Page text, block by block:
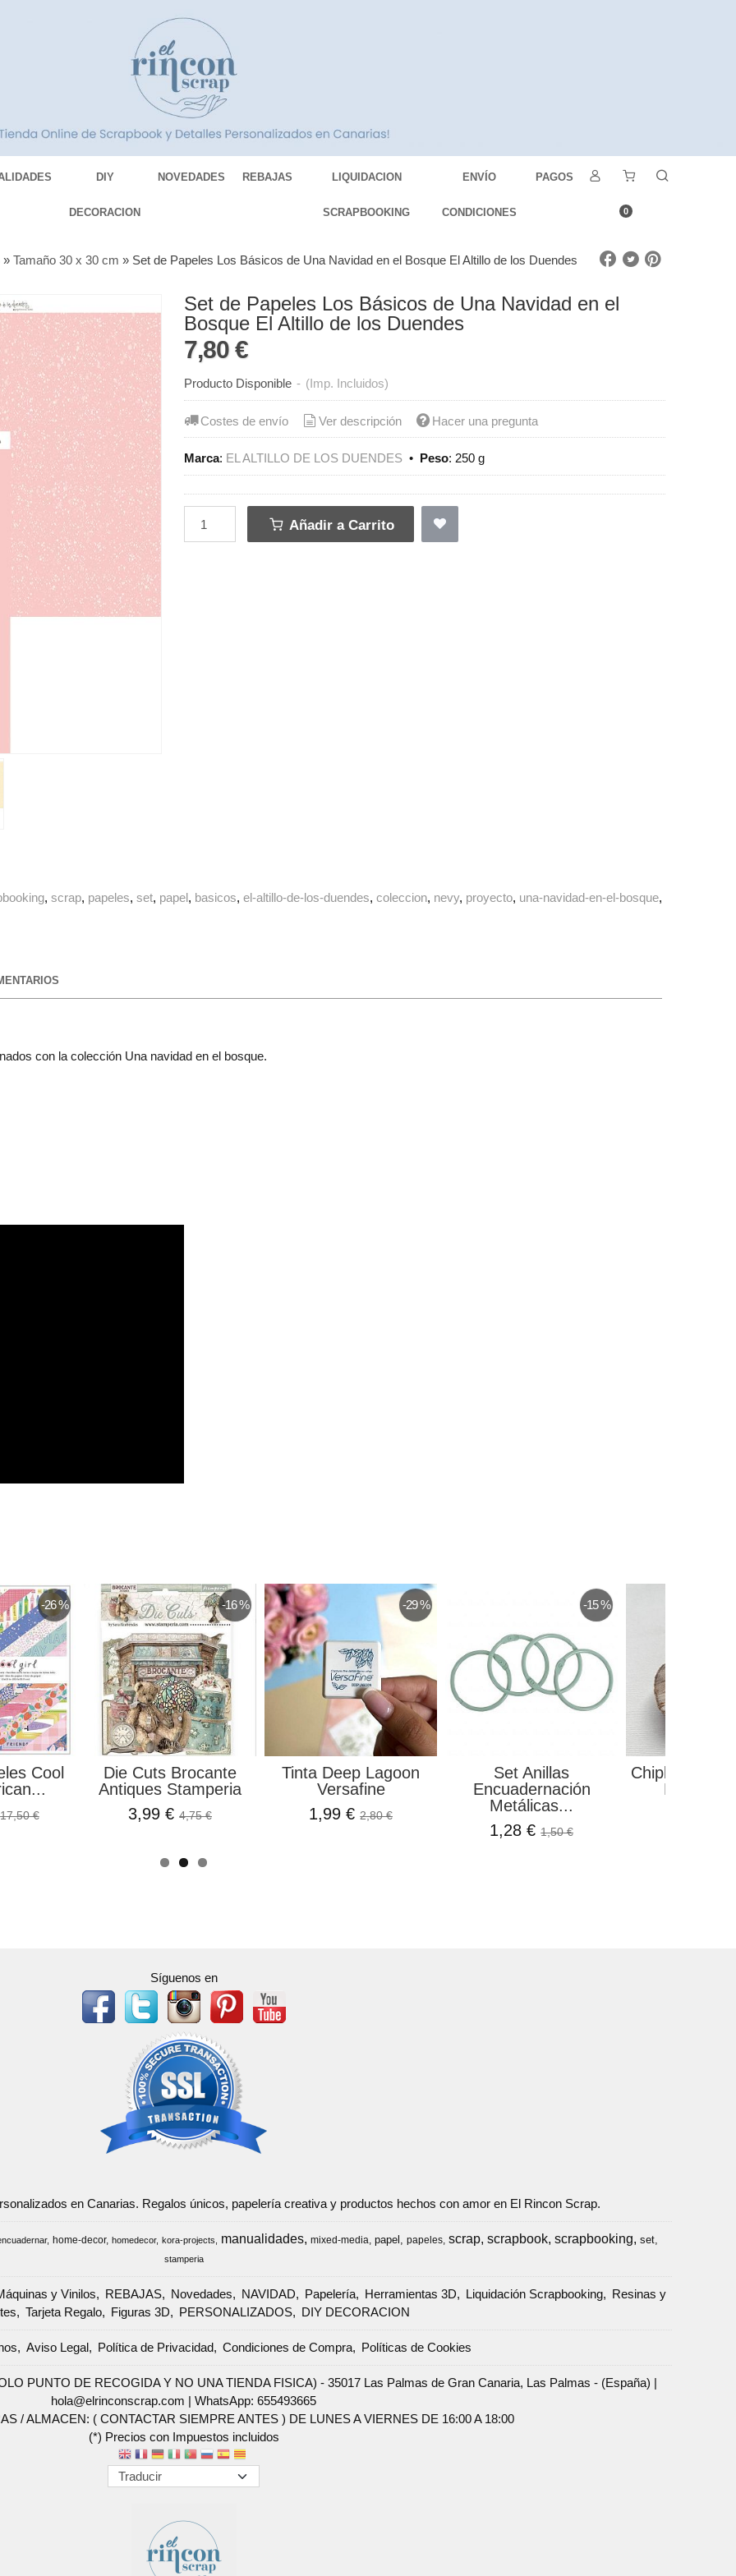
DIY
DECORACION
NOVEDADES REBAJAS LIQUIDACION
SCRAPBOOKING
ENVÍO
CONDICIONES
PAGOS
0
»Tamaño 30 x 30 cm» Set de Papeles Los Básicos de Una Navidad en el Bosque El Altillo de los Duendes
Set de Papeles Los Básicos de Una Navidad en el
Bosque El Altillo de los Duendes
7,80 €
Producto Disponible - (Imp. Incluidos)
Costes de envío Ver descripción Hacer una pregunta
Marca: EL ALTILLO DE LOS DUENDES • Peso: 250 g
Añadir a Carrito
scrap papeles set papel basicos el-altillo-de-los-duendes coleccion nevy proyecto una-navidad-en-el-bosque
con la colección Una navidad en el bosque.
-26 %
Cool
17,50 €
-16 %
Die Cuts Brocante
Antiques Stamperia
3,99 €4,75 €
-29 %
Tinta Deep Lagoon
Versafine
1,99 €2,80 €
-15 %
Set Anillas
Encuadernación
Metálicas...
1,28 €1,50 €
Chipboard
Rincon
Síguenos en
en Canarias. Regalos únicos, papelería creativa y productos hechos con amor en El Rincon Scrap.
home-decor homedecor kora-projects manualidades mixed-media papel papeles scrap scrapbook scrapbooking set
stamperia
y Vinilos REBAJAS Novedades NAVIDAD Papelería Herramientas 3D Liquidación Scrapbooking
Resinas y
Tarjeta Regalo Figuras 3D PERSONALIZADOS DIY DECORACION
Aviso Legal Política de Privacidad Condiciones de Compra Políticas de Cookies
PUNTO DE RECOGIDA Y NO UNA TIENDA FISICA) - 35017 Las Palmas de Gran Canaria, Las Palmas - (España) |
hola@elrinconscrap.com |WhatsApp: 655493665
/ ALMACEN: ( CONTACTAR SIEMPRE ANTES ) DE LUNES A VIERNES DE 16:00 A 18:00
(*) Precios con Impuestos incluidos